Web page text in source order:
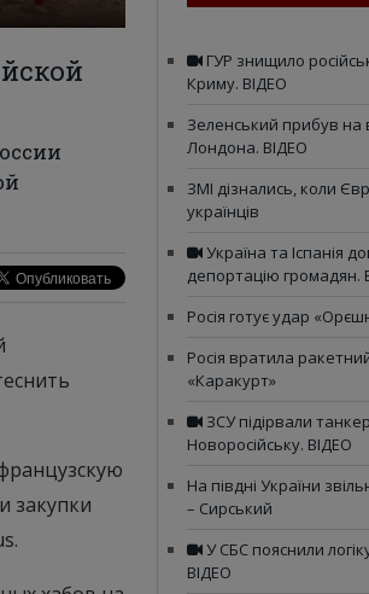
закупки
ГУР знищило
Криму. ВІДЕО
Зеленський прибув на
Лондона. ВІДЕО
ЗМІ дізнались, коли
українців
Україна та Іспанія
депортацію громадян.
Росія готує удар
Росія вратила
«Каракурт»
ЗСУ підірвали
Новоросійську. ВІДЕО
На півдні України
– Сирський
У СБС пояснили
ВІДЕО